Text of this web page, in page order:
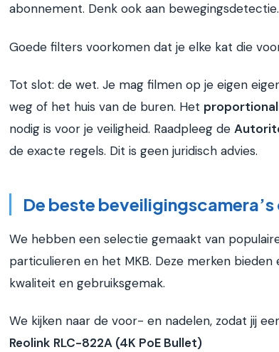
abonnement. Denk ook aan bewegingsdetectie.
Goede filters voorkomen dat je elke kat die
Tot slot: de wet. Je mag filmen op je eigen
weg of het huis van de buren. Het
nodig is voor je veiligheid. Raadpleeg de
de exacte regels. Dit is geen juridisch advies.
De beste beveiligingscamera’s
We hebben een selectie gemaakt van
particulieren en het MKB. Deze merken bieden
kwaliteit en gebruiksgemak.
We kijken naar de voor- en nadelen, zodat jij
Reolink RLC-822A (4K PoE Bullet)